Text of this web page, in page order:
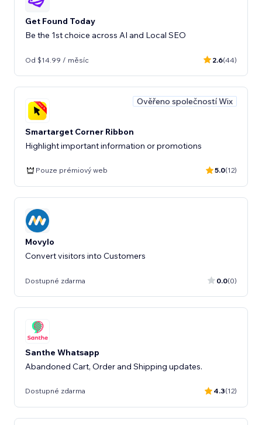
Get Found Today
Be the 1st choice across AI and Local SEO
Od $14.99 / měsíc 2.6(44)
Ověřeno společností Wix
Smartarget Corner Ribbon
Highlight important information or promotions
Pouze prémiový web 5.0(12)
Movylo
Convert visitors into Customers
Dostupné zdarma 0.0(0)
Santhe Whatsapp
Abandoned Cart, Order and Shipping updates.
Dostupné zdarma 4.3(12)